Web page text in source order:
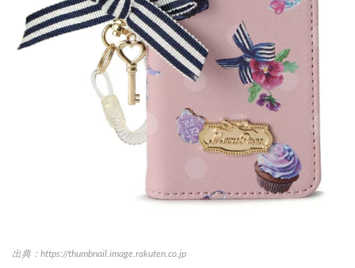
出典：https://thumbnail.image.rakuten.co.jp